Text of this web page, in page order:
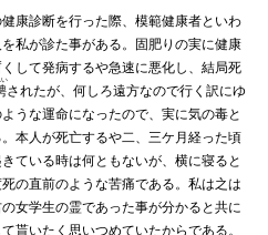
康診断を行った際、模範健康者といわ
私が診た事がある。固肥りの実に健康
して発病するや急速に悪化し、結局死
い
されたが、何しろ遠方なので行く訳にゆ
うな運命になったので、実に気の毒と
本人が死亡するや二、三ケ月経った頃
ている時は何ともないが、横に寝ると
の直前のような苦痛である。私は之は
女学生の霊であった事が分かると共に
貰いたく思いつめていたからである。